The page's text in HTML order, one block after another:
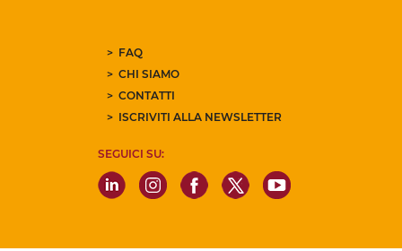
FAQ
CHI SIAMO
CONTATTI
ISCRIVITI ALLA NEWSLETTER
SEGUICI SU: